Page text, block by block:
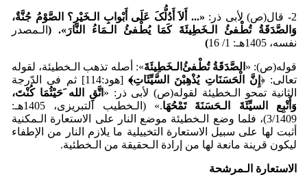
2- قال(ص) لأبی ذر: «... أَلاَ أَدُلُّکَ عَلَی أَبوابِ الـخَیرِ؟ الصَّومُ جُنَّةٌ،
وَالصَّدَقَةُ تُطْﻔﺊُ الـخَطِیئَةَ کَمَا یُطْﻔﺊ ُ الـمَاءُ النَّارَ». ( الـمصدر
نفسه، 1405هـ: 1/ 16
)
قوله(ص): « الصَّدَقَةُ تُطْﻔﺊُ الـخَطِیئَةَ»: أصله تذهب الـخطیئة، لقوله
تعالی: ﴿ إِنَّ الْحَسَنَاتِ یُذْهِبْنَ السَّیِّئَاتِ﴾
[هود:114] ثم فی الدّرجة
الثانیة تمحو الـخطیئة لقوله(ص) لأبی ذر: « اتَّقِ الله َحَیثُمَا کُنتَ،
وَأَتبِع السیِّئَةَ الـحَسَنَةَ تَمحُهَا
.» (الـخطیب التبریزی، 1405هـ:
3/1409)، فلما وضع الـخطیئة موضع النار علی الاستعارة‌ الـمکنیة
أثبت لها علی سبیل الاستعارة التخییلیة ما یلازم النار من الإطفاء
لیکون قرینة مانعة لها من إرادة الـحقیقة من الـخطئیة.
الاستعارة الـمرشحة